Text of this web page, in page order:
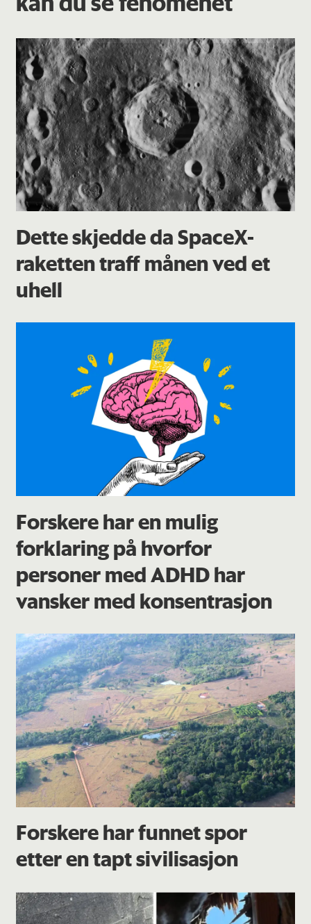
Dette skjedde da SpaceX-
raketten traff månen ved et
uhell
Forskere har en mulig
forklaring på hvorfor
personer med ADHD har
vansker med konsentrasjon
Forskere har funnet spor
etter en tapt sivilisasjon